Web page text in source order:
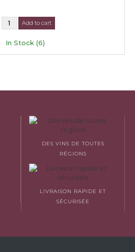
Add to cart
In Stock (6)
DES VINS DE TOUTES
RÉGIONS
LIVRAISON RAPIDE ET
SÉCURISÉE